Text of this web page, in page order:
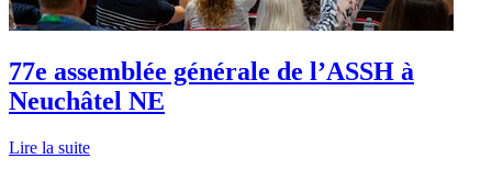
77e assemblée générale de l’ASSH à
Neuchâtel NE
Lire la suite